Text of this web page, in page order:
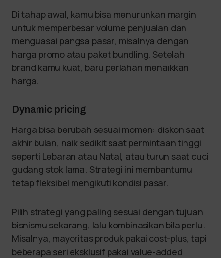
Di tahap awal, kamu bisa menurunkan margin
untuk memperbesar volume penjualan dan
menguasai pangsa pasar, misalnya dengan
harga promo atau paket bundling. Setelah
brand kamu kuat, baru perlahan menaikkan
harga.
Dynamic pricing
Harga bisa berubah sesuai momen: diskon saat
akhir bulan, naik sedikit saat permintaan tinggi
seperti Lebaran atau Natal, atau turun saat cuci
gudang stok lama. Strategi ini membantumu
tetap fleksibel mengikuti kondisi pasar.
Pilih strategi yang paling sesuai dengan tujuan
bisnismu sekarang, lalu kombinasikan bila perlu.
Misalnya, mayoritas produk pakai cost-plus, tapi
beberapa seri eksklusif pakai value-added.